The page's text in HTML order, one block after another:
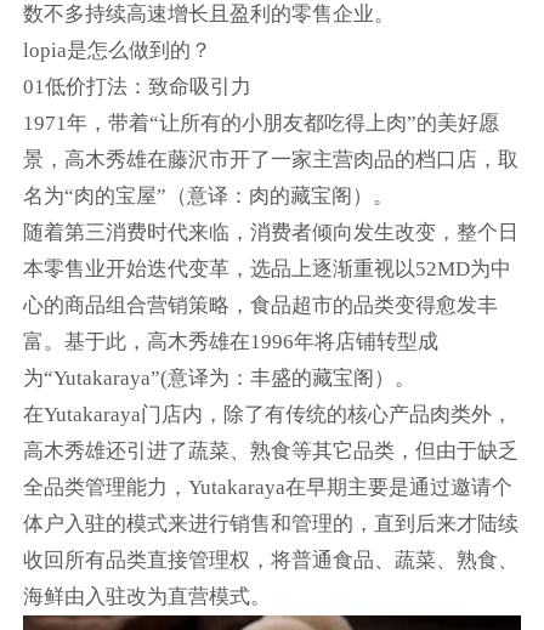
数不多持续高速增长且盈利的零售企业。
lopia是怎么做到的？
01低价打法：致命吸引力
1971年，带着“让所有的小朋友都吃得上肉”的美好愿
景，高木秀雄在藤沢市开了一家主营肉品的档口店，取
名为“肉的宝屋”（意译：肉的藏宝阁）。
随着第三消费时代来临，消费者倾向发生改变，整个日
本零售业开始迭代变革，选品上逐渐重视以52MD为中
心的商品组合营销策略，食品超市的品类变得愈发丰
富。基于此，高木秀雄在1996年将店铺转型成
为“Yutakaraya”(意译为：丰盛的藏宝阁）。
在Yutakaraya门店内，除了有传统的核心产品肉类外，
高木秀雄还引进了蔬菜、熟食等其它品类，但由于缺乏
全品类管理能力，Yutakaraya在早期主要是通过邀请个
体户入驻的模式来进行销售和管理的，直到后来才陆续
收回所有品类直接管理权，将普通食品、蔬菜、熟食、
海鲜由入驻改为直营模式。